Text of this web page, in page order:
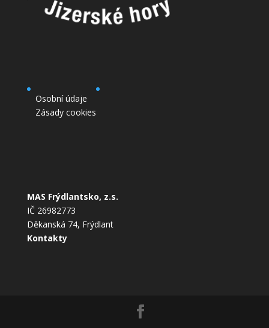
Osobní údaje
Zásady cookies
MAS Frýdlantsko, z.s.
IČ 26982773
Děkanská 74, Frýdlant
Kontakty